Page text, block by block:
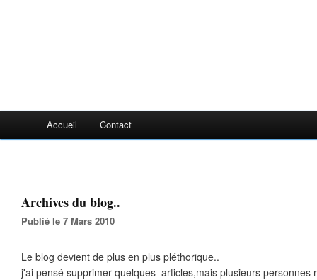
Accueil Contact
Archives du blog..
Publié le 7 Mars 2010
Le blog devient de plus en plus pléthorique..
j'ai pensé supprimer quelques articles,mais plusieurs personnes